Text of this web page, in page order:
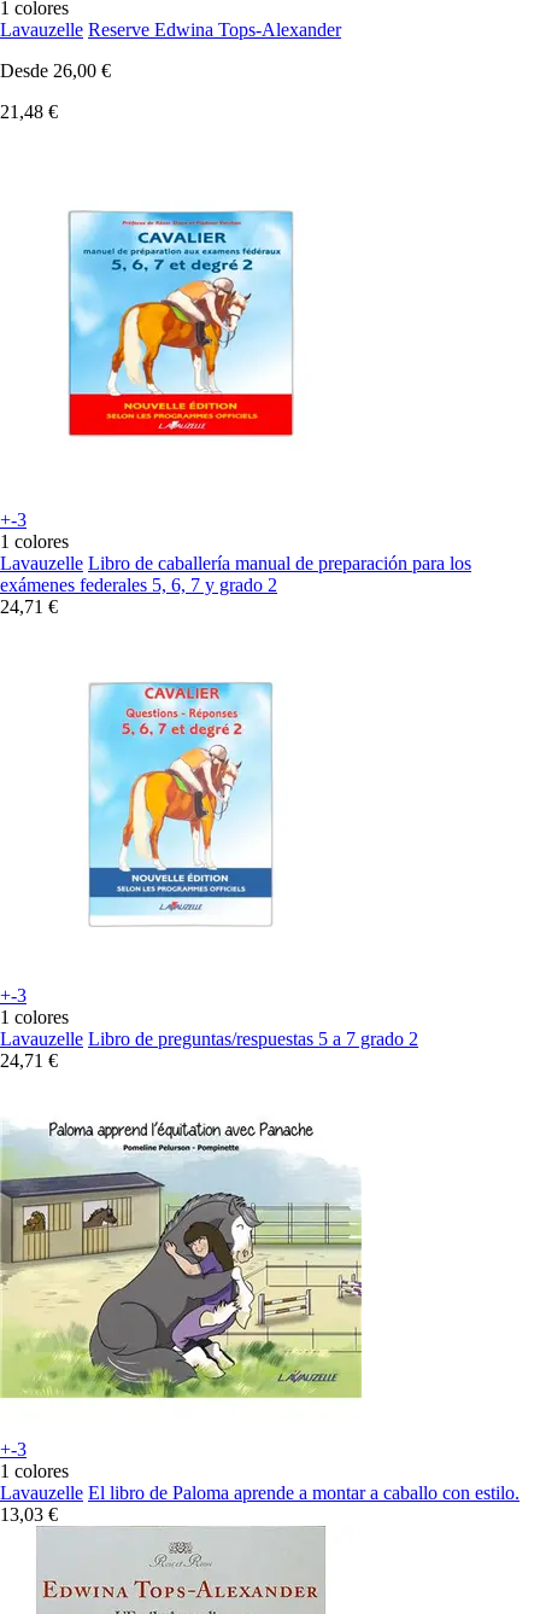
1 colores
Lavauzelle Reserve Edwina Tops-Alexander
Desde 26,00 €
21,48 €
+-3
1 colores
Lavauzelle Libro de caballería manual de preparación para los
exámenes federales 5, 6, 7 y grado 2
24,71 €
+-3
1 colores
Lavauzelle Libro de preguntas/respuestas 5 a 7 grado 2
24,71 €
+-3
1 colores
Lavauzelle El libro de Paloma aprende a montar a caballo con estilo.
13,03 €